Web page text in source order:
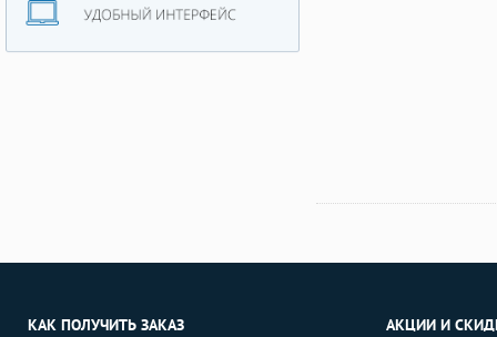
КАК ПОЛУЧИТЬ ЗАКАЗ АКЦИИ И